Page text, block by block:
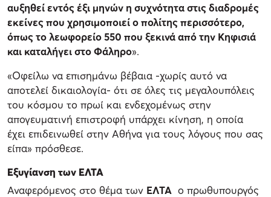
αυξηθεί εντός έξι μηνών η συχνότητα στις διαδρομές
εκείνες που χρησιμοποιεί ο πολίτης περισσότερο,
όπως το λεωφορείο 550 που ξεκινά από την Κηφισιά
και καταλήγει στο Φάληρο».
«Οφείλω να επισημάνω βέβαια -χωρίς αυτό να
αποτελεί δικαιολογία- ότι σε όλες τις μεγαλουπόλεις
του κόσμου το πρωί και ενδεχομένως στην
απογευματινή επιστροφή υπάρχει κίνηση, η οποία
έχει επιδεινωθεί στην Αθήνα για τους λόγους που σας
είπα» πρόσθεσε.
Εξυγίανση των ΕΛΤΑ
Αναφερόμενος στο θέμα των ΕΛΤΑ ο πρωθυπουργός